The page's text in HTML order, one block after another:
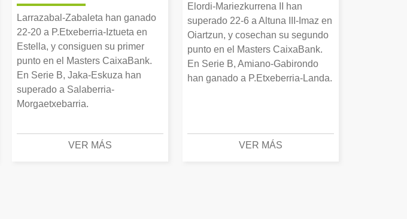
Larrazabal-Zabaleta han ganado
22-20 a P.Etxeberria-Iztueta en
Estella, y consiguen su primer
punto en el Masters CaixaBank.
En Serie B, Jaka-Eskuza han
superado a Salaberria-
Morgaetxebarria.
VER MÁS
Elordi-Mariezkurrena II han
superado 22-6 a Altuna III-Imaz en
Oiartzun, y cosechan su segundo
punto en el Masters CaixaBank.
En Serie B, Amiano-Gabirondo
han ganado a P.Etxeberria-Landa.
VER MÁS